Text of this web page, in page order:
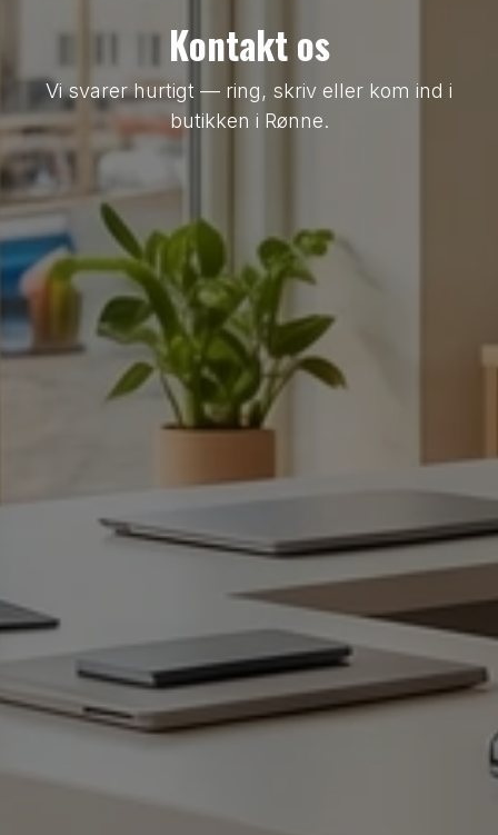
Kontakt os
Vi svarer hurtigt — ring, skriv eller kom ind i
butikken i Rønne.